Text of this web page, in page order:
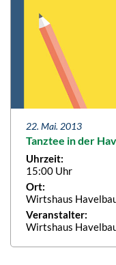
22. Mai. 2013
Tanztee in der
Uhrzeit:
15:00 Uhr
Ort:
Wirtshaus
Veranstalter:
Wirtshaus